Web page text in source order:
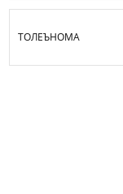
ТОЛЕЪНОМА